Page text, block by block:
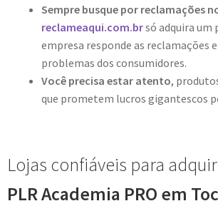
Sempre busque por reclamações
reclameaqui.com.brsó adquira um
empresa responde as reclamações
problemas dos consumidores.
Você precisa estar atento,
que prometem lucros gigantescos
Lojas confiáveis para
PLR Academia PRO em